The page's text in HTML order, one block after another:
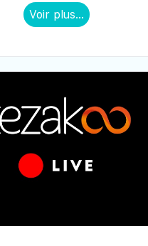
Voir plus...